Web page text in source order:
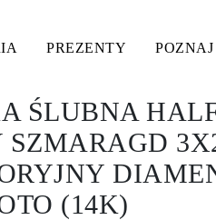
PREZENTY POZNAJ
ŚLUBNA
SZMARAGD
(14K)